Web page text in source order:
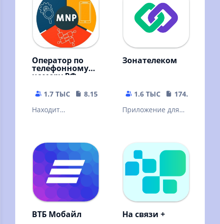
Оператор по
телефонному
номеру РФ
1.7 ТЫС
8.15 MB
Находит
номеру телефона.
MNP
Зонателеком
1.6 ТЫС
174.51 MB
Приложение для
РФ
ВТБ Мобайл На связи +